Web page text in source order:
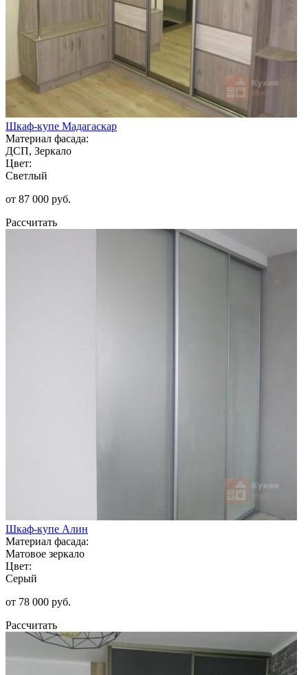
Шкаф-купе Мадагаскар
Материал фасада:
ДСП, Зеркало
Цвет:
Светлый
от 87 000 руб.
Рассчитать
Шкаф-купе Алин
Материал фасада:
Матовое зеркало
Цвет:
Серый
от 78 000 руб.
Рассчитать